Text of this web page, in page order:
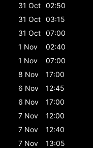
31 Oct 02:50
31 Oct 03:15
31 Oct 07:00
1 Nov
02:40
1 Nov
07:00
8 Nov
17:00
6 Nov
12:45
6 Nov
17:00
7 Nov
12:00
7 Nov
12:40
7 Nov
13:05